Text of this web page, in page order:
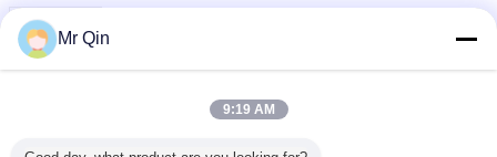
মাইক্রো উচ্চ নির্ভুলতা লোড সেল ক্ষমতা 0.2 থেকে 20kg
Max Capacity 20.000kg Portable Axle Scale Portable
Weighing for Various Applications
Mr Qin
9:19 AM